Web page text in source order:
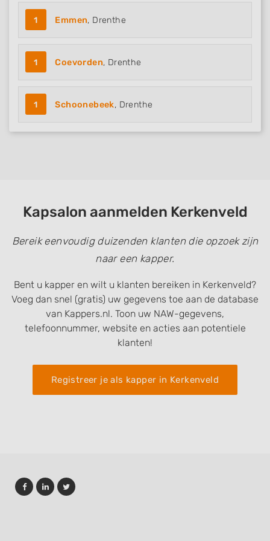
1 Emmen, Drenthe
1 Coevorden, Drenthe
1 Schoonebeek, Drenthe
Kapsalon aanmelden Kerkenveld
Bereik eenvoudig duizenden klanten die opzoek zijn
naar een kapper.
Bent u kapper en wilt u klanten bereiken in Kerkenveld?
Voeg dan snel (gratis) uw gegevens toe aan de database
van Kappers.nl. Toon uw NAW-gegevens,
telefoonnummer, website en acties aan potentiele
klanten!
Registreer je als kapper in Kerkenveld
Use limited data to select content
Use precise geolocation data
actively requested
Advertising